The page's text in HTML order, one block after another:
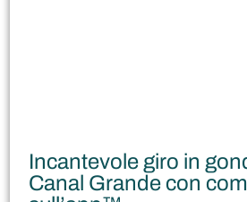
Incantevole giro in
Canal Grande con